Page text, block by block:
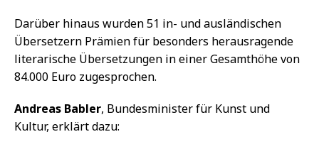
Darüber hinaus wurden 51 in- und ausländischen
Übersetzern Prämien für besonders herausragende
literarische Übersetzungen in einer Gesamthöhe von
84.000 Euro zugesprochen.
Andreas Babler, Bundesminister für Kunst und
Kultur, erklärt dazu: